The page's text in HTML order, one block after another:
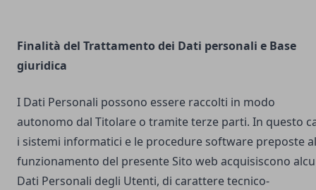
Finalità del Trattamento dei Dati personali e Base
giuridica
I Dati Personali possono essere raccolti in modo
autonomo dal Titolare o tramite terze parti. In questo
i sistemi informatici e le procedure software preposte al
funzionamento del presente Sito web acquisiscono
Dati Personali degli Utenti, di carattere tecnico-